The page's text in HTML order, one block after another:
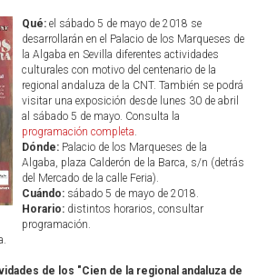
Qué:el sábado 5 de mayo de 2018 se
desarrollarán en el Palacio de los Marqueses de
la Algaba en Sevilla diferentes actividades
culturales con motivo del centenario de la
regional andaluza de la CNT. También se podrá
visitar una exposición desde lunes 30 de abril
al sábado 5 de mayo. Consulta la
programación completa.
Dónde:Palacio de los Marqueses de la
Algaba, plaza Calderón de la Barca, s/n (detrás
del Mercado de la calle Feria).
Cuándo:sábado 5 de mayo de 2018.
Horario:distintos horarios, consultar
programación.
de los "Cien de la regional andaluza de